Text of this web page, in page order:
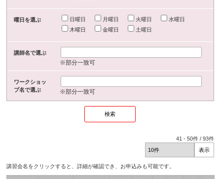
曜日を選ぶ 日曜日 月曜日 火曜日
水曜日
木曜日
金曜日 土曜日
講師名で選ぶ
※部分一致可
ワークショッ
プ名で選ぶ
※部分一致可
41 -50件 /93件
講習会名をクリックすると、詳細が確認でき、お申込みも可能です。